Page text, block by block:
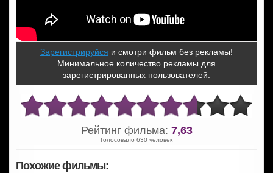
Зарегистрируйся и смотри фильм без рекламы!
Минимальное количество рекламы для
зарегистрированных пользователей.
Рейтинг фильма: 7,63
Голосовало 630 человек
Похожие фильмы: